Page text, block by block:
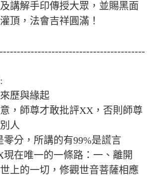
講解手印傳授大眾，並賜黑面
頂，法會吉祥圓滿！
歷與緣起
，師尊才敢批評XX，否則師尊
人
零分，所講的有99%是謊言
現在唯一的一條路：一、離開
上的一切，修觀世音菩薩相應